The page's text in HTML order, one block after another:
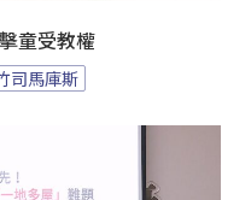
童受教權
司馬庫斯